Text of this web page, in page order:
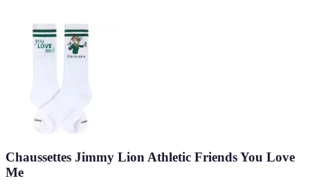
Chaussettes Jimmy Lion Athletic Friends You Love
Me